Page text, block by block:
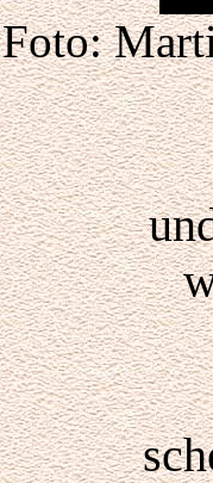
Foto: